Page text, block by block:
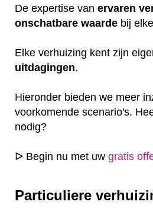
De expertise van ervaren
onschatbare waarde bij
Elke verhuizing kent zijn
uitdagingen.
Hieronder bieden we meer
voorkomende scenario's.
nodig?
ᐅ Begin nu met uw gratis
Particuliere